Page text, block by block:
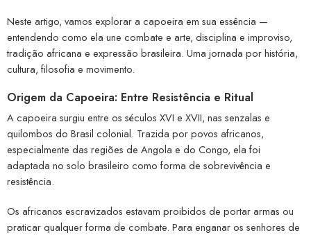
Neste artigo, vamos explorar a capoeira em sua essência —
entendendo como ela une combate e arte, disciplina e improviso,
tradição africana e expressão brasileira. Uma jornada por história,
cultura, filosofia e movimento.
Origem da Capoeira: Entre Resistência e Ritual
A capoeira surgiu entre os séculos XVI e XVII, nas senzalas e
quilombos do Brasil colonial. Trazida por povos africanos,
especialmente das regiões de Angola e do Congo, ela foi
adaptada no solo brasileiro como forma de sobrevivência e
resistência.
Os africanos escravizados estavam proibidos de portar armas ou
praticar qualquer forma de combate. Para enganar os senhores de